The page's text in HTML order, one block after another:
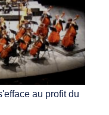
au profit du